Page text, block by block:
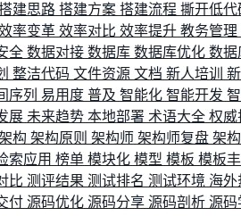
建思路 搭建方案 搭建流程 撕开低代
率变革 效率对比 效率提升 教务管理
全 数据对接 数据库 数据库优化 数据
整洁代码 文件资源 文档 新人培训
序列 易用度 普及 智能化 智能开发
展 未来趋势 本地部署 术语大全 权威
构 架构原则 架构师 架构师复盘 架
索应用 榜单 模块化 模型 模板 模板
比 测评结果 测试排名 测试环境 海外
付 源码优化 源码分享 源码剖析 源码